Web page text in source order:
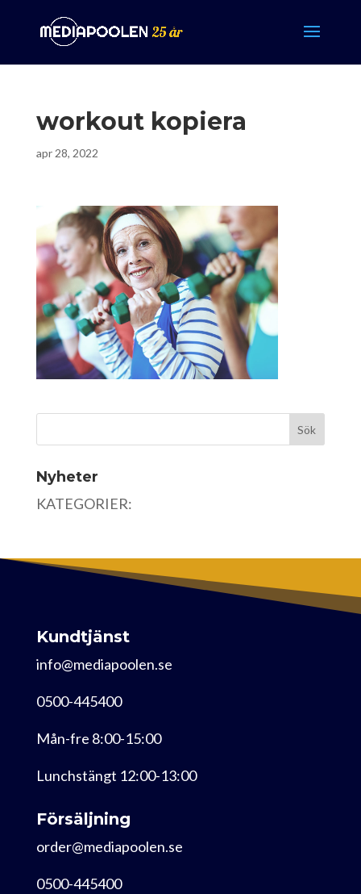
workout kopiera
apr 28, 2022
Nyheter
KATEGORIER:
Kundtjänst
info@mediapoolen.se
0500-445400
Mån-fre 8:00-15:00
Lunchstängt 12:00-13:00
Försäljning
order@mediapoolen.se
0500-445400